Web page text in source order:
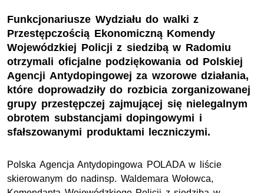
Funkcjonariusze Wydziału do walki z
Przestępczością Ekonomiczną Komendy
Wojewódzkiej Policji z siedzibą w Radomiu
otrzymali oficjalne podziękowania od Polskiej
Agencji Antydopingowej za wzorowe działania,
które doprowadziły do rozbicia zorganizowanej
grupy przestępczej zajmującej się nielegalnym
obrotem substancjami dopingowymi i
sfałszowanymi produktami leczniczymi.
Polska Agencja Antydopingowa POLADA w liście
skierowanym do nadinsp. Waldemara Wołowca,